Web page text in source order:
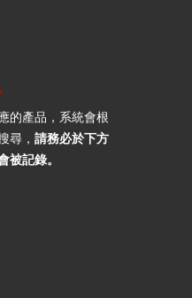
的產品，系統會根
尋，請務必於下方
被記錄。